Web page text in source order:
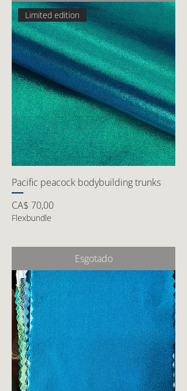
Limited edition
Pacific peacock bodybuilding trunks
Preço
CA$ 70,00
Flexbundle
Esgotado